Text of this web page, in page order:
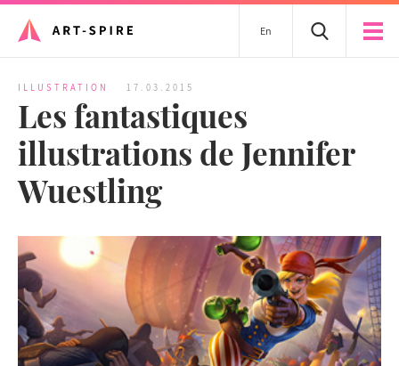
En
ILLUSTRATION 17.03.2015
Les fantastiques
illustrations de Jennifer
Wuestling